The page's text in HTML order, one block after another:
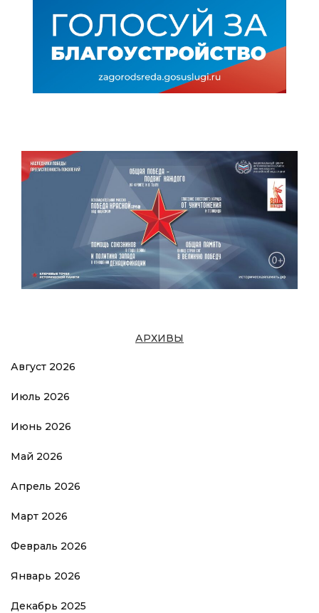
АРХИВЫ
Август 2026
Июль 2026
Июнь 2026
Май 2026
Апрель 2026
Март 2026
Февраль 2026
Январь 2026
Декабрь 2025